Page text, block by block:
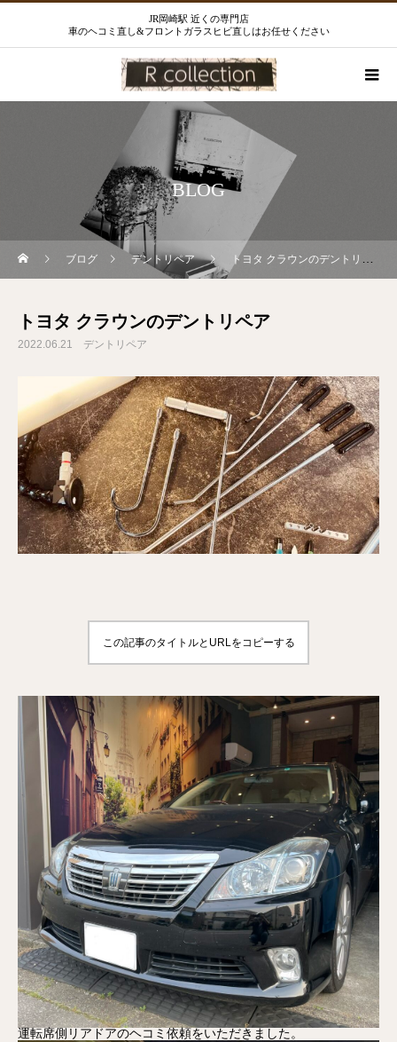
JR岡崎駅 近くの専門店
車のヘコミ直し&フロントガラスヒビ直しはお任せください
BLOG
ブログ デントリペア トヨタ クラウンのデントリペア
トヨタ クラウンのデントリペア
2022.06.21 デントリペア
この記事のタイトルとURLをコピーする
運転席側リアドアのヘコミ依頼をいただきました。